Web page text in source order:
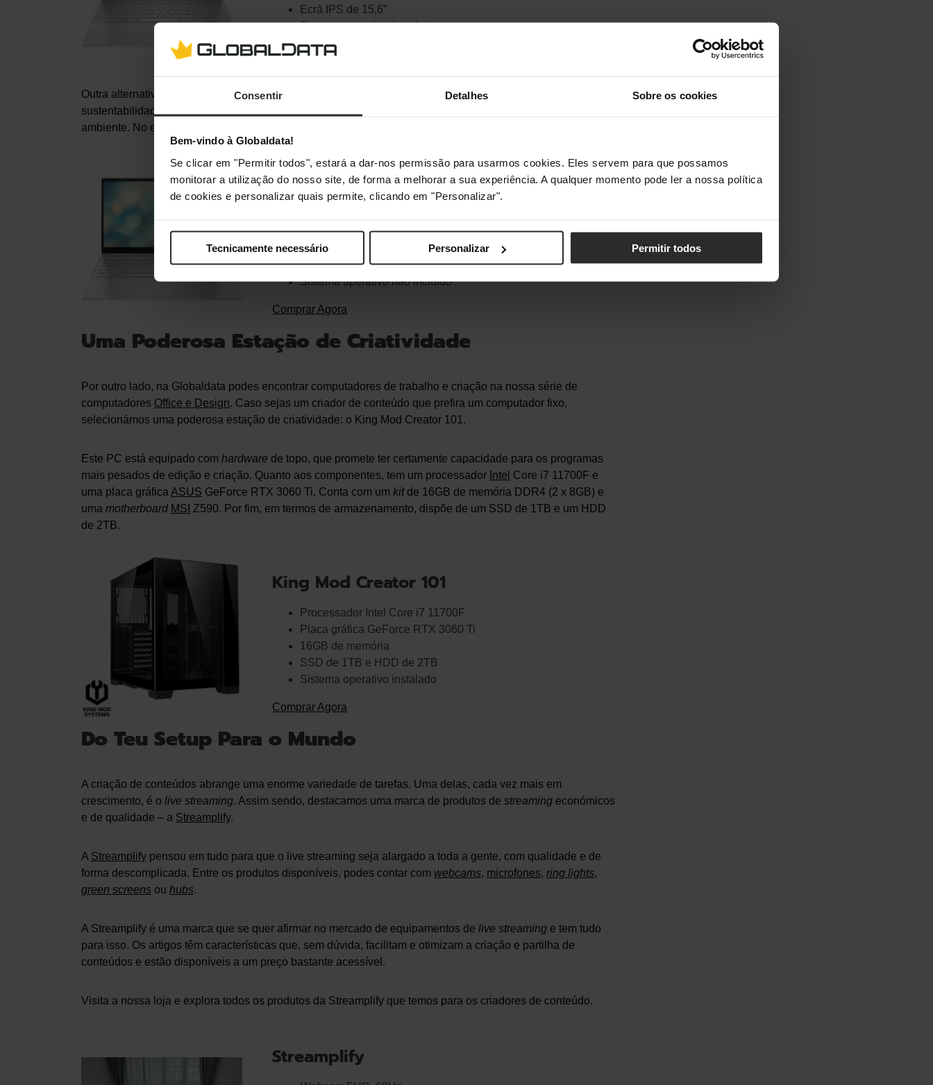
Consentir Detalhes Sobre os cookies
Bem-vindo à Globaldata!
Se clicar em "Permitir todos", estará a dar-nos permissão para usarmos cookies. Eles servem para que possamos
monitorar a utilização do nosso site, de forma a melhorar a sua experiência. A qualquer momento pode ler a nossa política
de cookies e personalizar quais permite, clicando em "Personalizar".
Tecnicamente necessário Personalizar Permitir todos
Ecrã IPS de 15,6”
Sistema operativo instalado
Comprar Agora
Outra alternativa que recomendamos à série Envy da HP, é o portátil Pavilion, que valoriza a
sustentabilidade. É fabricado a partir de plástico em risco de entrar nos oceanos e é criado a pensar no meio
ambiente. No entanto, não tem um rendimento tão poderoso.
Portátil HP Pavilion 15-eg0018np
Placa gráfica integrada Intel Iris Xe
12GB de memória
Ecrã FHD de 15,6”
Sistema operativo não incluído
Comprar Agora
Uma Poderosa Estação de Criatividade
Por outro lado, na Globaldata podes encontrar computadores de trabalho e criação na nossa série de
computadores Office e Design. Caso sejas um criador de conteúdo que prefira um computador fixo,
selecionámos uma poderosa estação de criatividade: o King Mod Creator 101.
Este PC está equipado com hardware de topo, que promete ter certamente capacidade para os programas
mais pesados de edição e criação. Quanto aos componentes, tem um processador Intel Core i7 11700F e
uma placa gráfica ASUS GeForce RTX 3060 Ti. Conta com um kitde 16GB de memória DDR4 (2 x 8GB) e
uma motherboard MSI Z590. Por fim, em termos de armazenamento, dispõe de um SSD de 1TB e um HDD
de 2TB.
King Mod Creator 101
Processador Intel Core i7 11700F
Placa gráfica GeForce RTX 3060 Ti
16GB de memória
SSD de 1TB e HDD de 2TB
Sistema operativo instalado
Comprar Agora
Do Teu Setup Para o Mundo
A criação de conteúdos abrange uma enorme variedade de tarefas. Uma delas, cada vez mais em
crescimento, é o live streaming. Assim sendo, destacamos uma marca de produtos de streaming económicos
e de qualidade – a Streamplify.
A Streamplify pensou em tudo para que o live streaming seja alargado a toda a gente, com qualidade e de
forma descomplicada. Entre os produtos disponíveis, podes contar com webcams, microfones, ring lights,
green screens ou hubs.
A Streamplify é uma marca que se quer afirmar no mercado de equipamentos de live streaming e tem tudo
para isso. Os artigos têm características que, sem dúvida, facilitam e otimizam a criação e partilha de
conteúdos e estão disponíveis a um preço bastante acessível.
Visita a nossa loja e explora todos os produtos da Streamplify que temos para os criadores de conteúdo.
Streamplify